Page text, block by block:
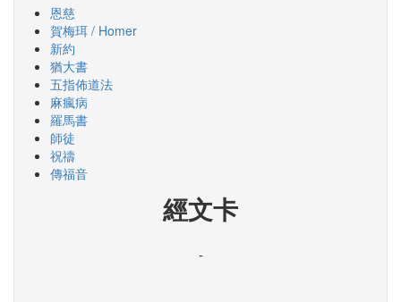
恩慈
賀梅珥 / Homer
新約
猶大書
五指佈道法
麻瘋病
羅馬書
師徒
祝禱
傳福音
經文卡
-